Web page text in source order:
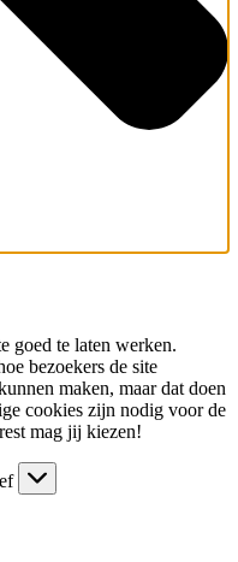
goed te laten werken.
bezoekers de site
maken, maar dat doen
cookies zijn nodig voor de
mag jij kiezen!